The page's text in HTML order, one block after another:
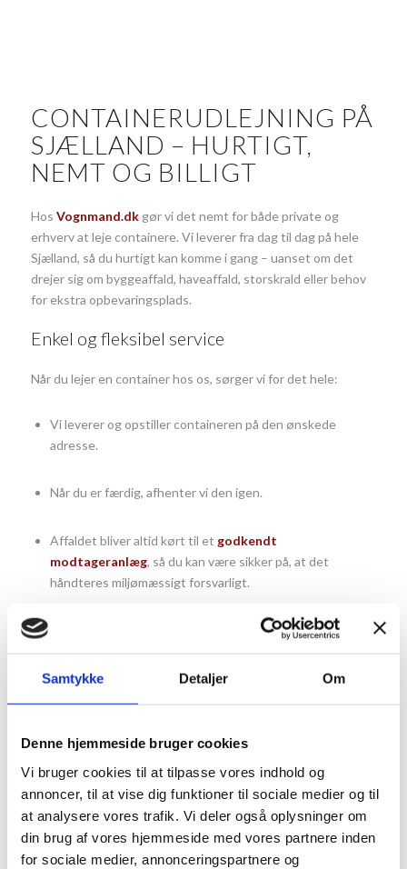
Samtykke Detaljer Om
Denne hjemmeside bruger cookies
Vi bruger cookies til at tilpasse vores indhold og
annoncer, til at vise dig funktioner til sociale medier og til
at analysere vores trafik. Vi deler også oplysninger om
din brug af vores hjemmeside med vores partnere inden
for sociale medier, annonceringspartnere og
CONTAINERUDLEJNING PÅ
SJÆLLAND – HURTIGT,
NEMT OG BILLIGT
Hos Vognmand.dkgør vi det nemt for både private og
erhverv at leje containere. Vi leverer fra dag til dag på hele
Sjælland, så du hurtigt kan komme i gang – uanset om det
drejer sig om byggeaffald, haveaffald, storskrald eller behov
for ekstra opbevaringsplads.
Enkel og fleksibel service
Når du lejer en container hos os, sørger vi for det hele:
Vi leverer og opstiller containeren på den ønskede
adresse.
Når du er færdig, afhenter vi den igen.
Affaldet bliver altid kørt til et godkendt
modtageranlæg, så du kan være sikker på, at det
håndteres miljømæssigt forsvarligt.
Få et godt tilbud
Vil du vide mere om priser og muligheder?
tilbud på containerleje, der matcher netop dit behov.
Skriv til os og få et godt tilbud på
containerudlejning
Vi vender tilbage med en skræddersyet pris